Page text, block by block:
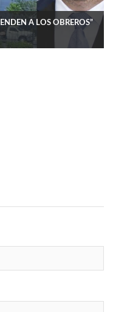
A LOS OBREROS”